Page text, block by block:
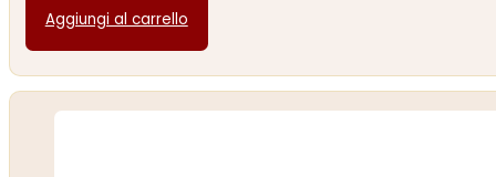
Aggiungi al carrello